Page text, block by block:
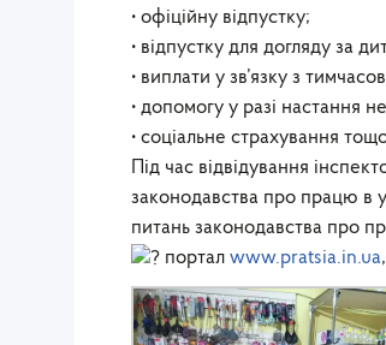
• офіційну відпустку;
• відпустку для догляду за
• виплати у зв’язку з
• допомогу у разі настання
• соціальне страхування
Під час відвідування
законодавства про працю в
питань законодавства про
портал www.pratsia.in.ua